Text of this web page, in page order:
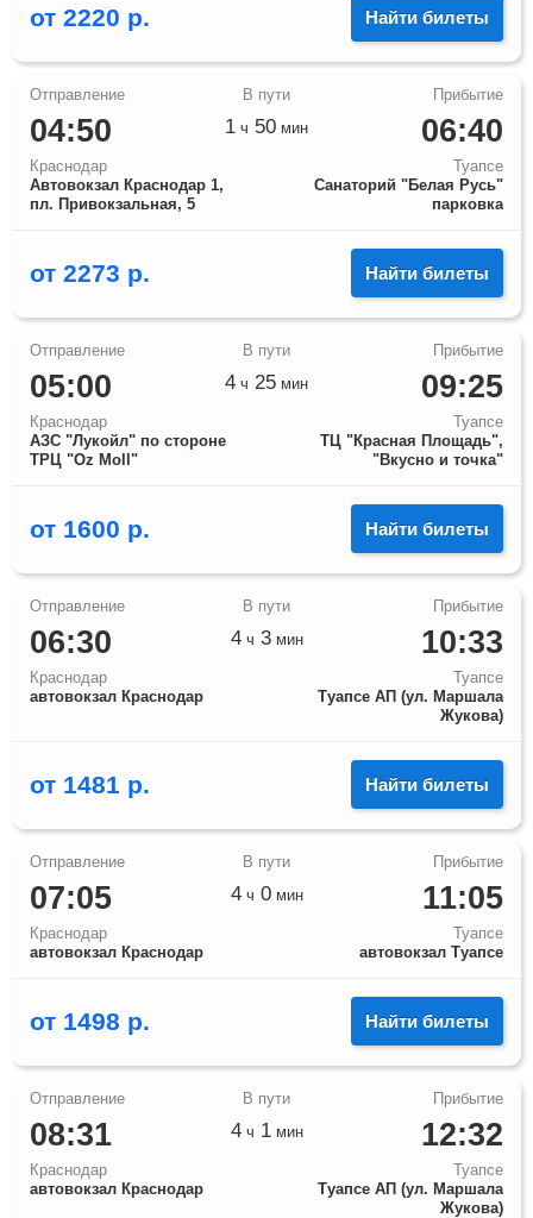
от 2220 р. Найти билеты
04:50
Краснодар
Автовокзал Краснодар 1,
пл. Привокзальная, 5
06:40
Туапсе
Санаторий "Белая Русь"
парковка
1 ч 50 мин
от 2273 р. Найти билеты
05:00
Краснодар
АЗС "Лукойл" по стороне
ТРЦ "Оz Moll"
09:25
Туапсе
ТЦ "Красная Площадь",
"Вкусно и точка"
4 ч 25 мин
от 1600 р. Найти билеты
06:30
Краснодар
автовокзал Краснодар
10:33
Туапсе
Туапсе АП (ул. Маршала
Жукова)
4ч 3мин
от 1481 р. Найти билеты
07:05
Краснодар
автовокзал Краснодар
11:05
Туапсе
автовокзал Туапсе
4ч 0мин
от 1498 р. Найти билеты
08:31
Краснодар
автовокзал Краснодар
12:32
Туапсе
Туапсе АП (ул. Маршала
Жукова)
4ч 1мин